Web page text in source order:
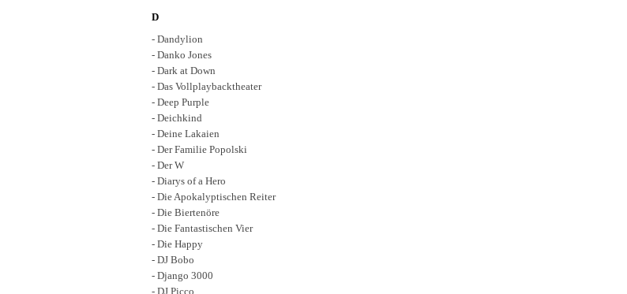
D
- Dandylion
- Danko Jones
- Dark at Down
- Das Vollplaybacktheater
- Deep Purple
- Deichkind
- Deine Lakaien
- Der Familie Popolski
- Der W
- Diarys of a Hero
- Die Apokalyptischen Reiter
- Die Biertenöre
- Die Fantastischen Vier
- Die Happy
- DJ Bobo
- Django 3000
- DJ Picco